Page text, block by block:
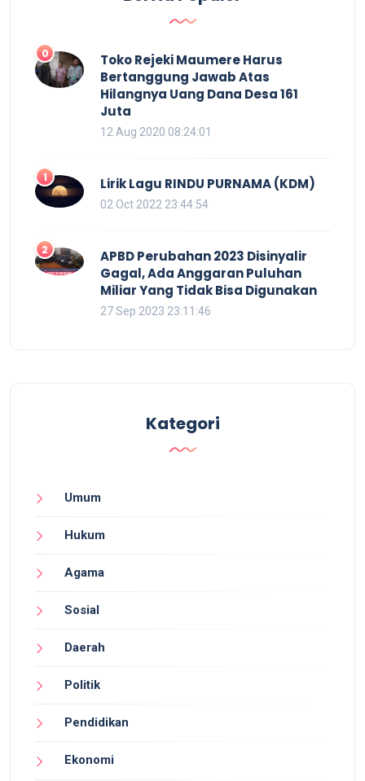
0
Toko Rejeki Maumere Harus
Bertanggung Jawab Atas
Hilangnya Uang Dana Desa 161
Juta
12 Aug 2020 08:24:01
1 Lirik Lagu RINDU PURNAMA (KDM)
02 Oct 2022 23:44:54
2
APBD Perubahan 2023 Disinyalir
Gagal, Ada Anggaran Puluhan
Miliar Yang Tidak Bisa Digunakan
27 Sep 2023 23:11:46
Kategori
Umum
Hukum
Agama
Sosial
Daerah
Politik
Pendidikan
Ekonomi